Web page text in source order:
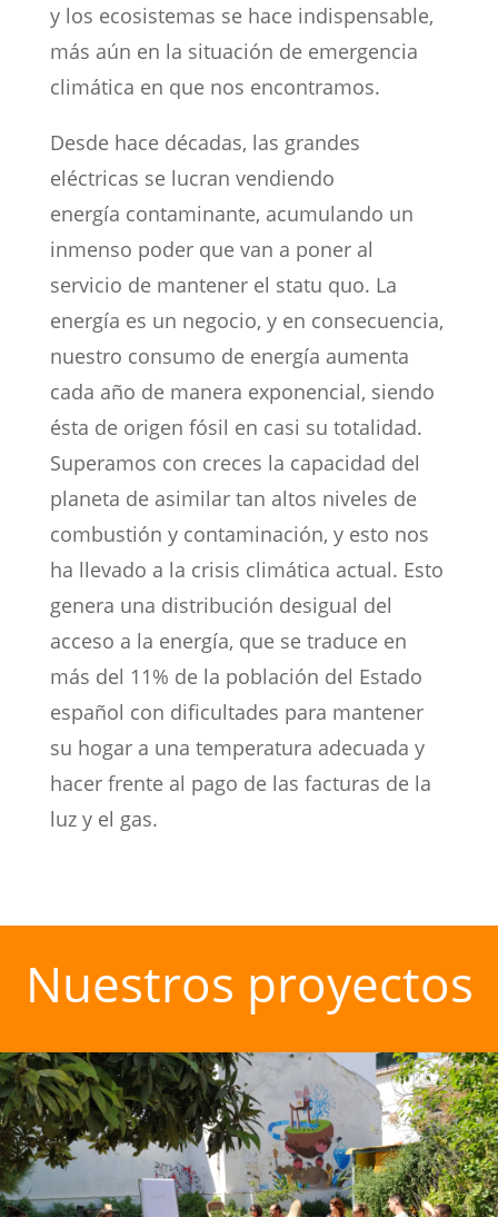
y los ecosistemas se hace indispensable,
más aún en la situación de emergencia
climática en que nos encontramos.
Desde hace décadas, las grandes
eléctricas se lucran vendiendo
energía contaminante, acumulando un
inmenso poder que van a poner al
servicio de mantener el statu quo. La
energía es un negocio, y en consecuencia,
nuestro consumo de energía aumenta
cada año de manera exponencial, siendo
ésta de origen fósil en casi su totalidad.
Superamos con creces la capacidad del
planeta de asimilar tan altos niveles de
combustión y contaminación, y esto nos
ha llevado a la crisis climática actual. Esto
genera una distribución desigual del
acceso a la energía, que se traduce en
más del 11% de la población del Estado
español con dificultades para mantener
su hogar a una temperatura adecuada y
hacer frente al pago de las facturas de la
luz y el gas.
Nuestros proyectos